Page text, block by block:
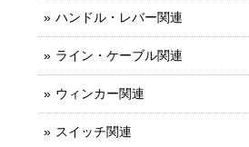
ハンドル・レバー関連
ライン・ケーブル関連
ウィンカー関連
スイッチ関連